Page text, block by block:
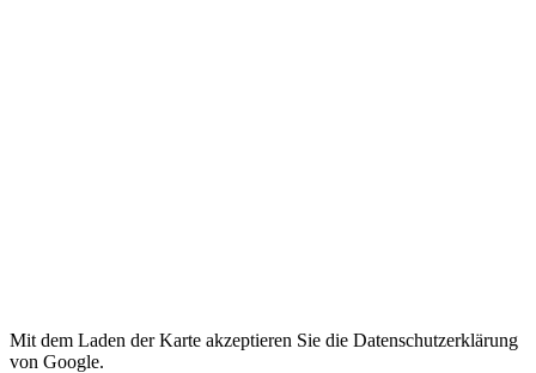
Mit dem Laden der Karte akzeptieren Sie die Datenschutzerklärung
von Google.